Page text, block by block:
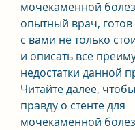
мочекаменной
опытный врач, готов
с вами не только
и описать все
недостатки данной
Читайте далее,
правду о стенте для
мочекаменной